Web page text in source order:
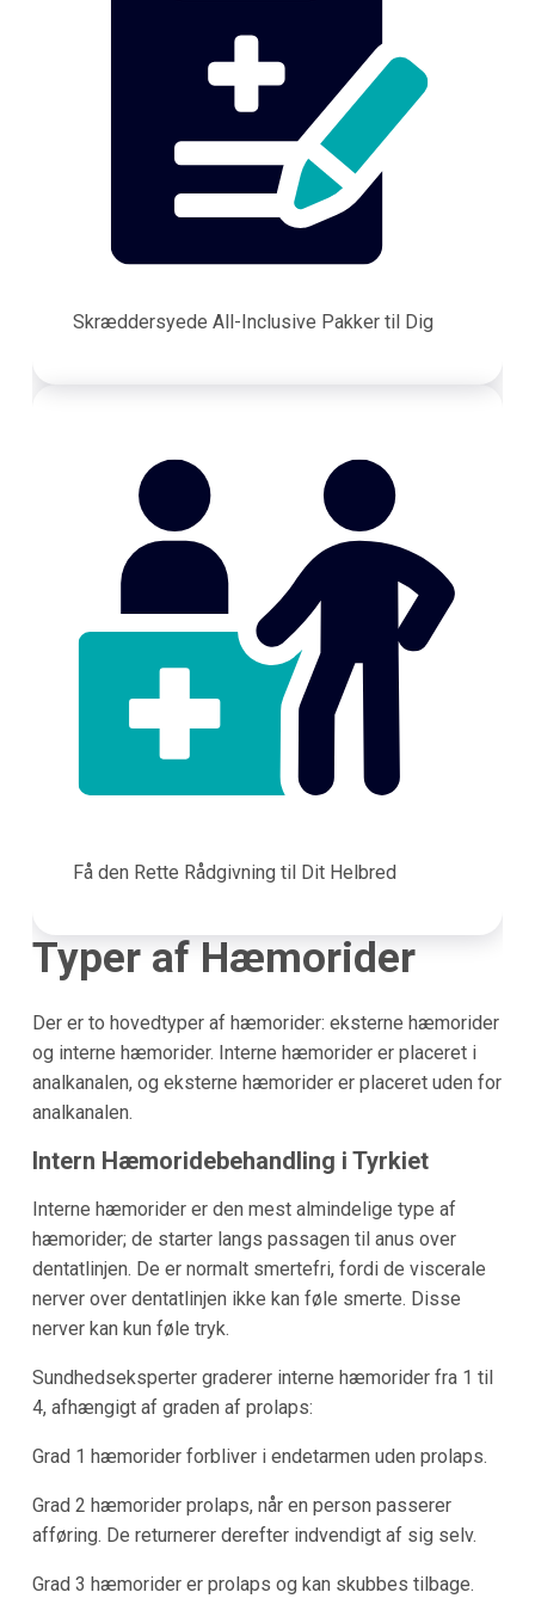
Skræddersyede All-Inclusive Pakker til Dig
Få den Rette Rådgivning til Dit Helbred
Typer af Hæmorider
Der er to hovedtyper af hæmorider: eksterne hæmorider
og interne hæmorider. Interne hæmorider er placeret i
analkanalen, og eksterne hæmorider er placeret uden for
analkanalen.
Intern Hæmoridebehandling i Tyrkiet
Interne hæmorider er den mest almindelige type af
hæmorider; de starter langs passagen til anus over
dentatlinjen. De er normalt smertefri, fordi de viscerale
nerver over dentatlinjen ikke kan føle smerte. Disse
nerver kan kun føle tryk.
Sundhedseksperter graderer interne hæmorider fra 1 til
4, afhængigt af graden af prolaps:
Grad 1 hæmorider forbliver i endetarmen uden prolaps.
Grad 2 hæmorider prolaps, når en person passerer
afføring. De returnerer derefter indvendigt af sig selv.
Grad 3 hæmorider er prolaps og kan skubbes tilbage.